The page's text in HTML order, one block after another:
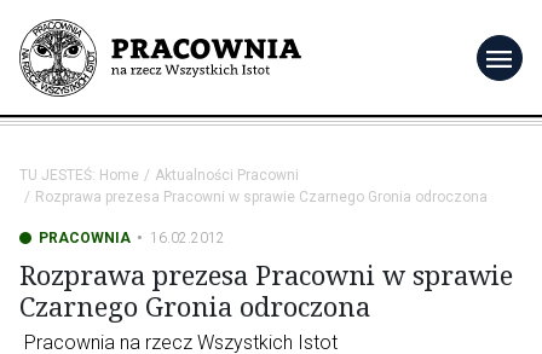
menu
TU JESTEŚ: Home
Aktualności Pracowni
Rozprawa prezesa Pracowni w sprawie Czarnego Gronia odroczona
PRACOWNIA 16.02.2012
Rozprawa prezesa Pracowni w sprawie
Czarnego Gronia odroczona
Pracownia na rzecz Wszystkich Istot